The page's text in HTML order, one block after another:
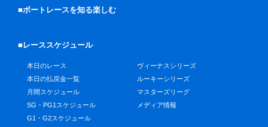
■ボートレースを知る楽しむ
■レーススケジュール
本日のレース
本日の払戻金一覧
月間スケジュール
SG・PG1スケジュール
G1・G2スケジュール
ヴィーナスシリーズ
ルーキーシリーズ
マスターズリーグ
メディア情報